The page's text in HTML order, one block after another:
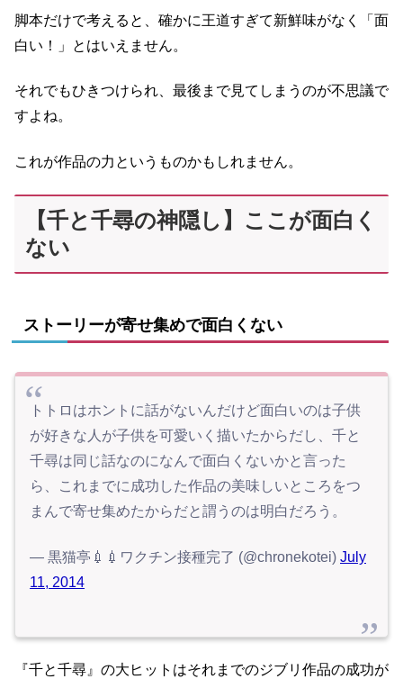
脚本だけで考えると、確かに王道すぎて新鮮味がなく「面
白い！」とはいえません。
それでもひきつけられ、最後まで見てしまうのが不思議で
すよね。
これが作品の力というものかもしれません。
【千と千尋の神隠し】ここが面白く
ない
ストーリーが寄せ集めで面白くない
トトロはホントに話がないんだけど面白いのは子供
が好きな人が子供を可愛いく描いたからだし、千と
千尋は同じ話なのになんで面白くないかと言った
ら、これまでに成功した作品の美味しいところをつ
まんで寄せ集めたからだと謂うのは明白だろう。
— 黒猫亭💉💉ワクチン接種完了 (@chronekotei) July
11, 2014
『千と千尋』の大ヒットはそれまでのジブリ作品の成功が